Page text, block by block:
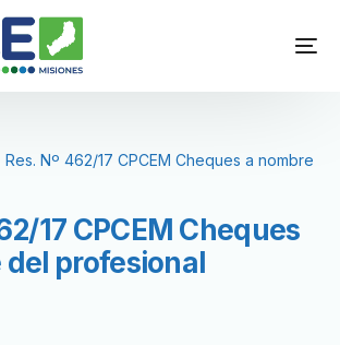
Res. Nº 462/17 CPCEM Cheques a nombre
17 CPCEM Cheques
profesional